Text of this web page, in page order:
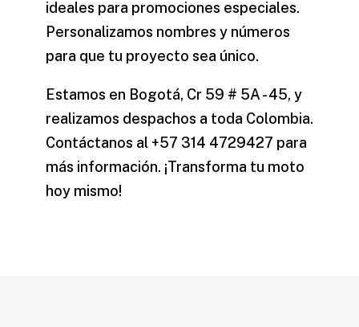
ideales para promociones especiales.
Personalizamos nombres y números
para que tu proyecto sea único.
Estamos en Bogotá, Cr 59 # 5A - 45, y
realizamos despachos a toda Colombia.
Contáctanos al +57 314 4729427 para
más información. ¡Transforma tu moto
hoy mismo!